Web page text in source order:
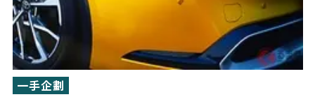
一手企劃